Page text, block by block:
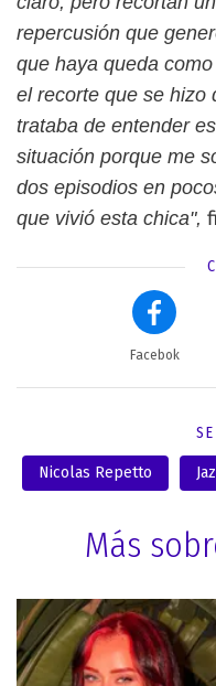
repercusión que
que haya queda
el recorte que se hizo
trataba de entender
situación porque me
dos episodios en
que vivió esta chica",
Facebok
Nicolas Repetto
Más